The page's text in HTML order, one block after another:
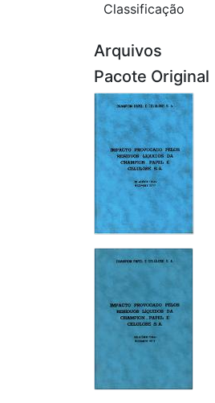
Classificação
Arquivos
Pacote Original